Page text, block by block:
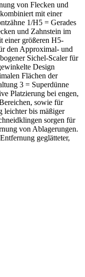
von Flecken und
mit einer
1/H5 = Gerades
und Zahnstein im
einer größeren H5-
den Approximal- und
Sichel-Scaler für
Design
Flächen der
3 = Superdünne
Platzierung bei engen,
sowie für
leichter bis mäßiger
sorgen für
von Ablagerungen.
geglätteter,